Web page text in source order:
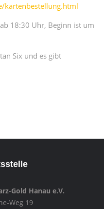
kartenbestellung.html
18:30 Uhr, Beginn ist um
Six und es gibt
Gold Hanau e.V.
Weg 19